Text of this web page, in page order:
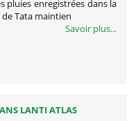
pluies enregistrées dans la
Tata maintien
Savoir plus...
LANTI ATLAS